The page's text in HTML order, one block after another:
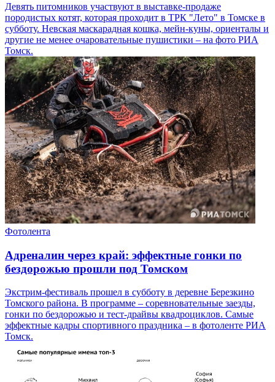
Девять питомников участвуют в выставке-продаже
породистых котят, которая проходит в ТРК "Лето" в Томске в
субботу. Невская маскарадная кошка, мейн-куны, ориенталы и
другие не менее очаровательные пушистики – на фото РИА
Томск.
Фотолента
Адреналин через край: эффектные гонки по
бездорожью прошли под Томском
Экстрим-фестиваль прошел в субботу в деревне Березкино
Томского района. В программе – соревновательные заезды,
гонки по бездорожью и тест-драйвы квадроциклов. Самые
эффектные кадры спортивного праздника – в фотоленте РИА
Томск.